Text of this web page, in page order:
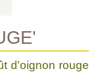
d'oignon rouge